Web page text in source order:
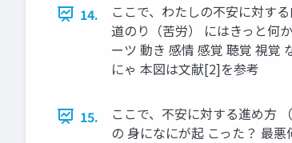
14.
ここで、わたしの不安に対す
道のり（苦労） にはきっと何
ーツ 動き 感情 感覚 聴覚 視覚
にゃ 本図は文献[2]を参考
15.
ここで、不安に対する進め方
の 身になにが起 こった？ 最